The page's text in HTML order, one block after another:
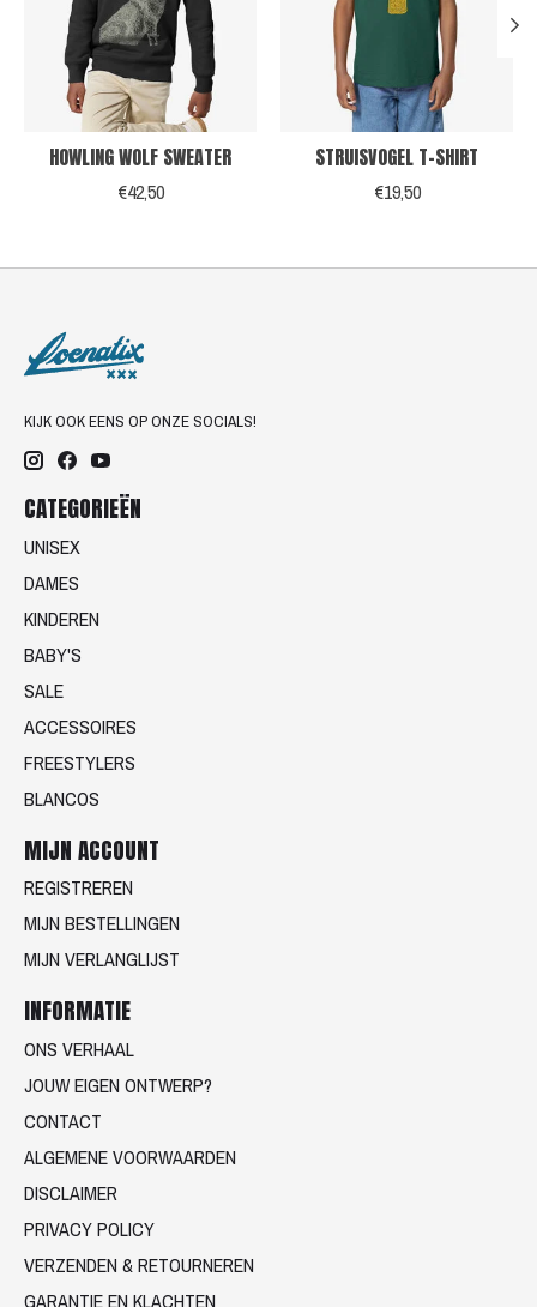
HOWLING WOLF SWEATER
€42,50
STRUISVOGEL T-SHIRT
€19,50
KIJK OOK EENS OP ONZE SOCIALS!
CATEGORIEËN
UNISEX
DAMES
KINDEREN
BABY'S
SALE
ACCESSOIRES
FREESTYLERS
BLANCOS
MIJN ACCOUNT
REGISTREREN
MIJN BESTELLINGEN
MIJN VERLANGLIJST
INFORMATIE
ONS VERHAAL
JOUW EIGEN ONTWERP?
CONTACT
ALGEMENE VOORWAARDEN
DISCLAIMER
PRIVACY POLICY
VERZENDEN & RETOURNEREN
GARANTIE EN KLACHTEN